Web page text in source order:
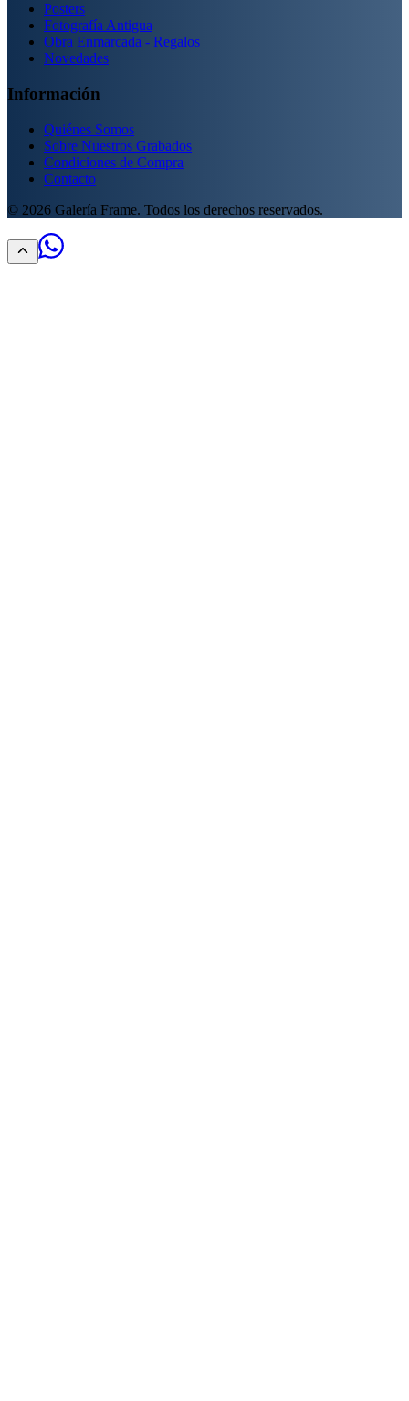
Posters
Fotografía Antigua
Obra Enmarcada - Regalos
Novedades
Información
Quiénes Somos
Sobre Nuestros Grabados
Condiciones de Compra
Contacto
© 2026 Galería Frame. Todos los derechos reservados.